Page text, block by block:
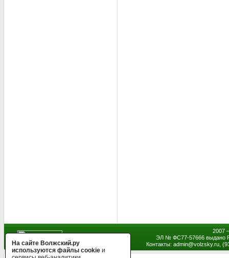
2007
ЭЛ № ФС77-57666 выдано
Контакты: admin@volzsky.ru,
На сайте Волжский.ру
используются файлы cookie и